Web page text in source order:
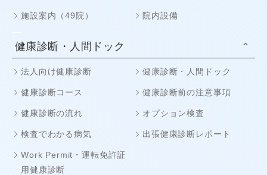
施設案内（49院） 院内設備
健康診断・人間ドック
法人向け健康診断 健康診断・人間ドック
健康診断コース 健康診断前の注意事項
健康診断の流れ オプション検査
検査でわかる病気 出張健康診断レポート
Work Permit・運転免許証
用健康診断